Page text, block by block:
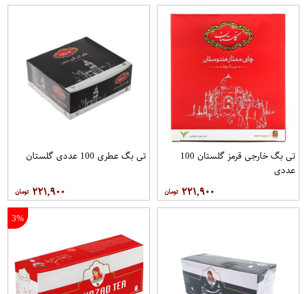
تی بگ خارجی قرمز گلستان 100
عددی
۲۲۱,۹۰۰
تی بگ عطری 100 عددی گلستان
۲۲۱,۹۰۰
3%